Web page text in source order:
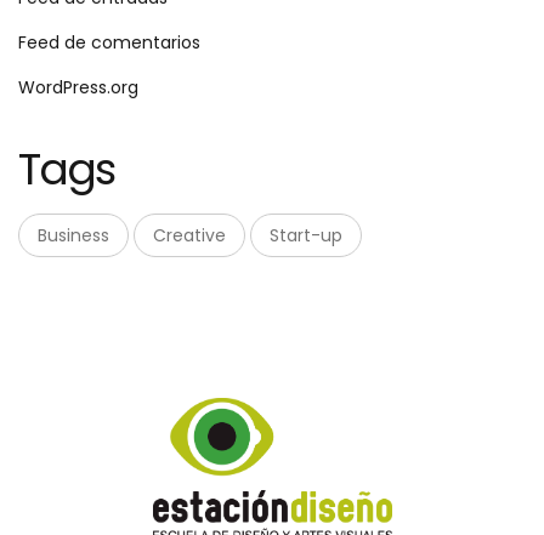
Feed de comentarios
WordPress.org
Tags
Business Creative Start-up